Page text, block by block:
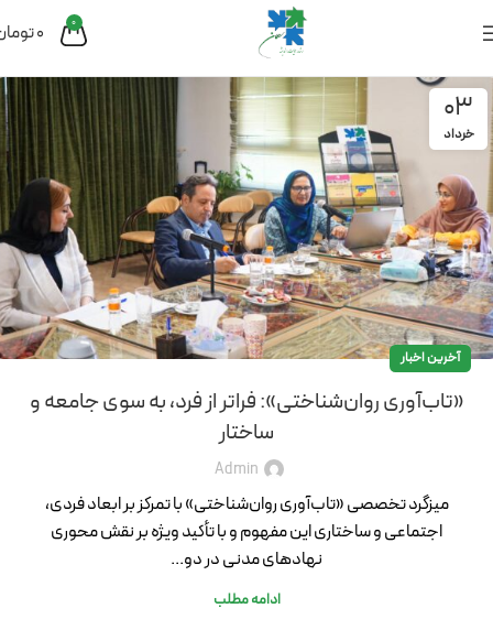
0
0
03
خرداد
آخرین اخبار
«تاب‌آوری روان‌شناختی»: فراتر از فرد، به سوی جامعه و
ساختار
Admin
میزگرد تخصصی «تاب‌آوری روان‌شناختی» با تمرکز بر ابعاد فردی،
اجتماعی و ساختاری این مفهوم و با تأکید ویژه بر نقش محوری
نهادهای مدنی در دو...
ادامه مطلب